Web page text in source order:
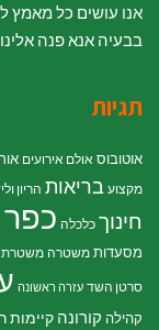
אנו עושים כל
בבעיה אנא פנה
תגיות
אוטובוס אולם אירועים
מקצוע בריאות הריון
חינוך כלכלה
מסעדות משטרהמשטרת
סרטן השד עזרה ראשונה
קהילה קורונה קיימות